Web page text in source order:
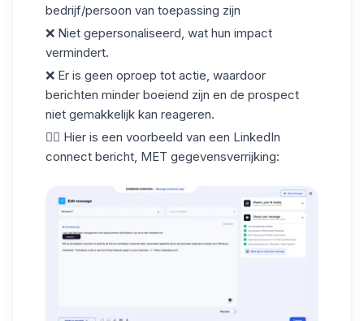
bedrijf/persoon van toepassing zijn
❌ Niet gepersonaliseerd, wat hun impact
vermindert.
❌ Er is geen oproep tot actie, waardoor
berichten minder boeiend zijn en de prospect
niet gemakkelijk kan reageren.
👇🏼 Hier is een voorbeeld van een LinkedIn
connect bericht , MET gegevensverrijking: